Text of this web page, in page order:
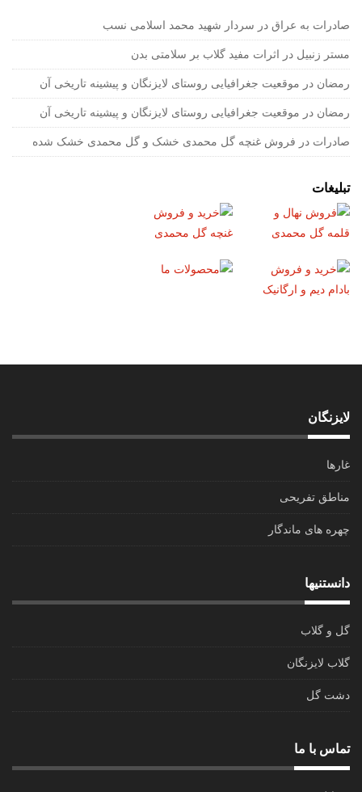
صادرات به عراق در سردار شهید محمد اسلامی نسب
مستر زنبیل در اثرات مفید گلاب بر سلامتی بدن
رمضان در موقعیت جغرافیایی روستای لایزنگان و پیشینه تاریخی آن
رمضان در موقعیت جغرافیایی روستای لایزنگان و پیشینه تاریخی آن
صادرات در فروش غنچه گل محمدی خشک و گل محمدی خشک شده
تبلیغات
لایزنگان
غارها
مناطق تفریحی
چهره های ماندگار
دانستنیها
گل و گلاب
گلاب لایزنگان
دشت گل
تماس با ما